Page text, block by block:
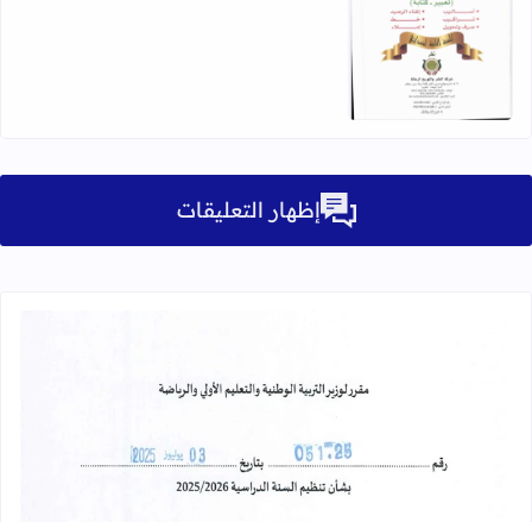
اقرأ المزيد عن كراسة التطبيقات الكتابية للمستوى الثاني
إظهار التعليقات
قراءة المزيد عن مقرر تنظيم السنة الدراسية